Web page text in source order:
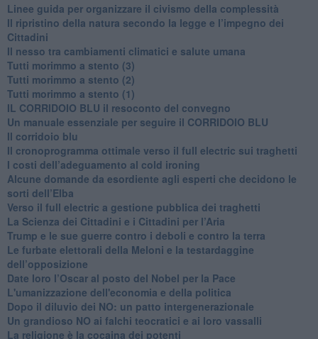
​Linee guida per organizzare il civismo della complessità
​Il ripristino della natura secondo la legge e l’impegno dei
Cittadini
Il nesso tra cambiamenti climatici e salute umana
Tutti morimmo a stento (3)
Tutti morimmo a stento (2)
​Tutti morimmo a stento (1)
IL CORRIDOIO BLU il resoconto del convegno
Un manuale essenziale per seguire il CORRIDOIO BLU
Il corridoio blu
​Il cronoprogramma ottimale verso il full electric sui traghetti
​I costi dell’adeguamento al cold ironing
Alcune domande da esordiente agli esperti che decidono le
sorti dell’Elba
Verso il full electric a gestione pubblica dei traghetti​
​La Scienza dei Cittadini e i Cittadini per l’Aria
Trump e le sue guerre contro i deboli e contro la terra
​Le furbate elettorali della Meloni e la testardaggine
dell’opposizione
​Date loro l’Oscar al posto del Nobel per la Pace
L'umanizzazione dell'economia e della politica
​Dopo il diluvio dei NO: un patto intergenerazionale
​Un grandioso NO ai falchi teocratici e ai loro vassalli
La religione è la cocaina dei potenti